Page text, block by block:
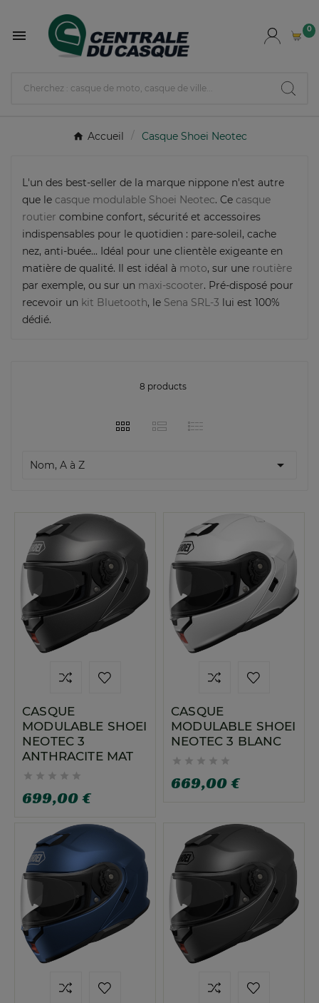
 0
Accueil Casque Shoei Neotec
L'un des best-seller de la marque nippone n'est autre
que le casque modulable Shoei Neotec. Ce casque
routier combine confort, sécurité et accessoires
indispensables pour le quotidien : pare-soleil, cache
nez, anti-buée... Idéal pour une clientèle exigeante en
matière de qualité. Il est idéal à moto, sur une routière
par exemple, ou sur un maxi-scooter. Pré-disposé pour
recevoir un kit Bluetooth, le Sena SRL-3 lui est 100%
dédié.
8 products
Nom, A à Z 
CASQUE
MODULABLE SHOEI
NEOTEC 3
ANTHRACITE MAT
    
699,00 €
CASQUE
MODULABLE SHOEI
NEOTEC 3 BLANC
    
669,00 €